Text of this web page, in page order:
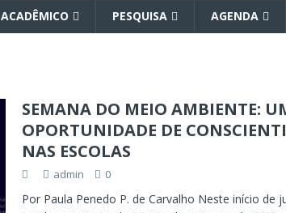
ACADÊMICO PESQUISA AGENDA
SEMANA DO MEIO AMBIENTE:
OPORTUNIDADE DE
NAS ESCOLAS
admin 0
Por Paula Penedo P. de Carvalho Neste início de